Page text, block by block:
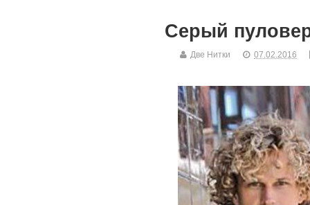
Серый
Две Нитки 07.02.2016